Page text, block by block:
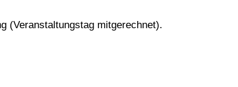
(Veranstaltungstag mitgerechnet).